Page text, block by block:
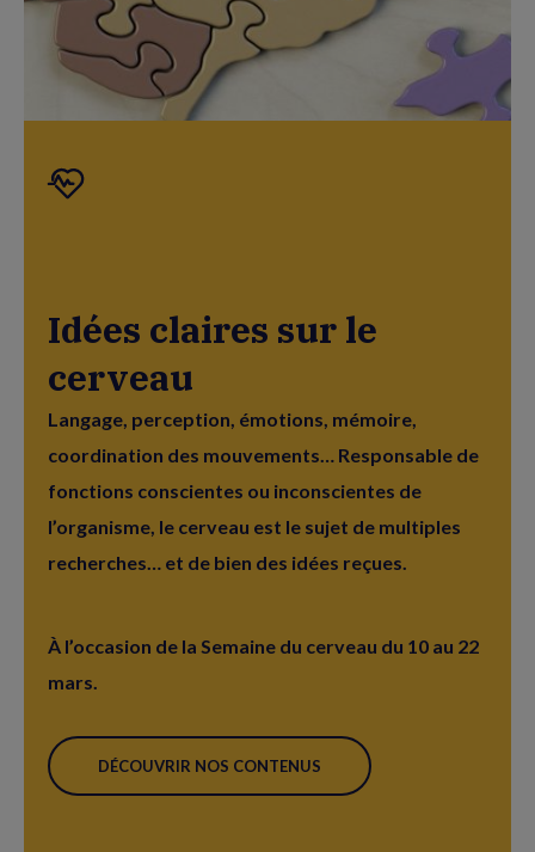
Idées claires sur le
cerveau
Langage, perception, émotions, mémoire,
coordination des mouvements… Responsable de
fonctions conscientes ou inconscientes de
l’organisme, le cerveau est le sujet de multiples
recherches… et de bien des idées reçues.
À l’occasion de la Semaine du cerveau du 10 au 22
mars.
DÉCOUVRIR NOS CONTENUS